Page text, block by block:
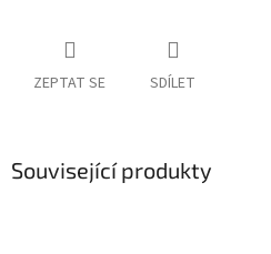
ZEPTAT SE SDÍLET
Související produkty